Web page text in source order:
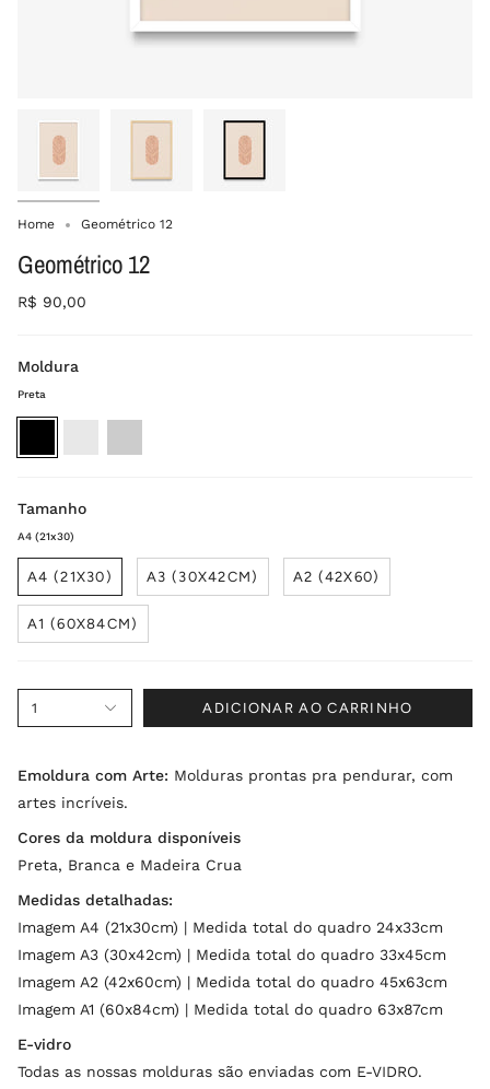
Home Geométrico 12
Geométrico 12
R$ 90,00
Moldura
Preta
Tamanho
A4 (21x30)
A4 (21X30) A3 (30X42CM) A2 (42X60)
A1 (60X84CM)
1 ADICIONAR AO CARRINHO
Emoldura com Arte: Molduras prontas pra pendurar, com
artes incríveis.
Cores da moldura disponíveis
Preta, Branca e Madeira Crua
Medidas detalhadas:
Imagem A4 (21x30cm) | Medida total do quadro 24x33cm
Imagem A3 (30x42cm) | Medida total do quadro 33x45cm
Imagem A2 (42x60cm) | Medida total do quadro 45x63cm
Imagem A1 (60x84cm) | Medida total do quadro 63x87cm
E-vidro
Todas as nossas molduras são enviadas com E-VIDRO.